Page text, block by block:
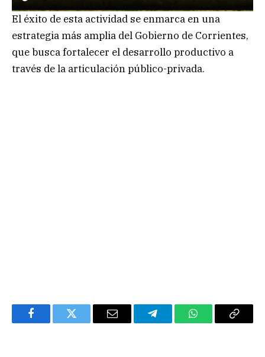
El éxito de esta actividad se enmarca en una
estrategia más amplia del Gobierno de Corrientes,
que busca fortalecer el desarrollo productivo a
través de la articulación público-privada.
FacebookTwitter Email TelegramWhatsAppCopy